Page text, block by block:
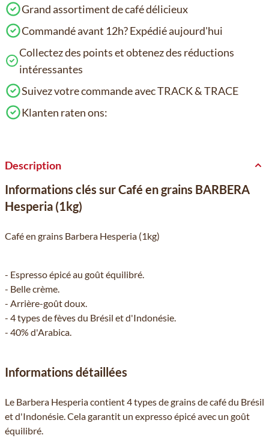
Grand assortiment de café délicieux
Commandé avant 12h? Expédié aujourd'hui
Collectez des points et obtenez des réductions
intéressantes
Suivez votre commande avec TRACK & TRACE
Klanten raten ons:
Description
Informations clés sur Café en grains BARBERA
Hesperia (1kg)
Café en grains Barbera Hesperia (1kg)
- Espresso épicé au goût équilibré.
- Belle crème.
- Arrière-goût doux.
- 4 types de fèves du Brésil et d'Indonésie.
- 40% d'Arabica.
Informations détaillées
Le Barbera Hesperia contient 4 types de grains de café du Brésil
et d'Indonésie. Cela garantit un expresso épicé avec un goût
équilibré.